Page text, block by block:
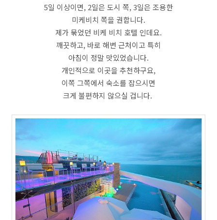
5일 이상이면, 2일은 도시 쪽, 3일은 조용한
미케비치 쪽을 권합니다.
제가 묶었던 비케 비치 호텔 인데요.
깨끗하고, 바로 해변 근처이고 특히
아침이 정말 맛있었습니다.
개인적으로 이곳을 추천하구요,
이쪽 그쪽에서 숙소를 잡으시면
크게 불편하지 않으실 겁니다.